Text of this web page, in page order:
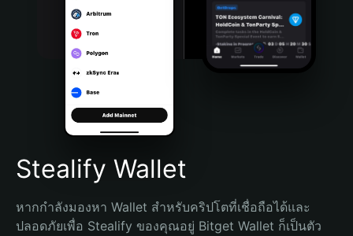
Bahasa Indonesia
Português (Brasil)
Español (Argentina)
Stealify Wallet
หากกำลังมองหา Wallet สำหรับคริปโตที่เชื่อถือได้และ
ปลอดภัยเพื่อ Stealify ของคุณอยู่ Bitget Wallet ก็เป็นตัว